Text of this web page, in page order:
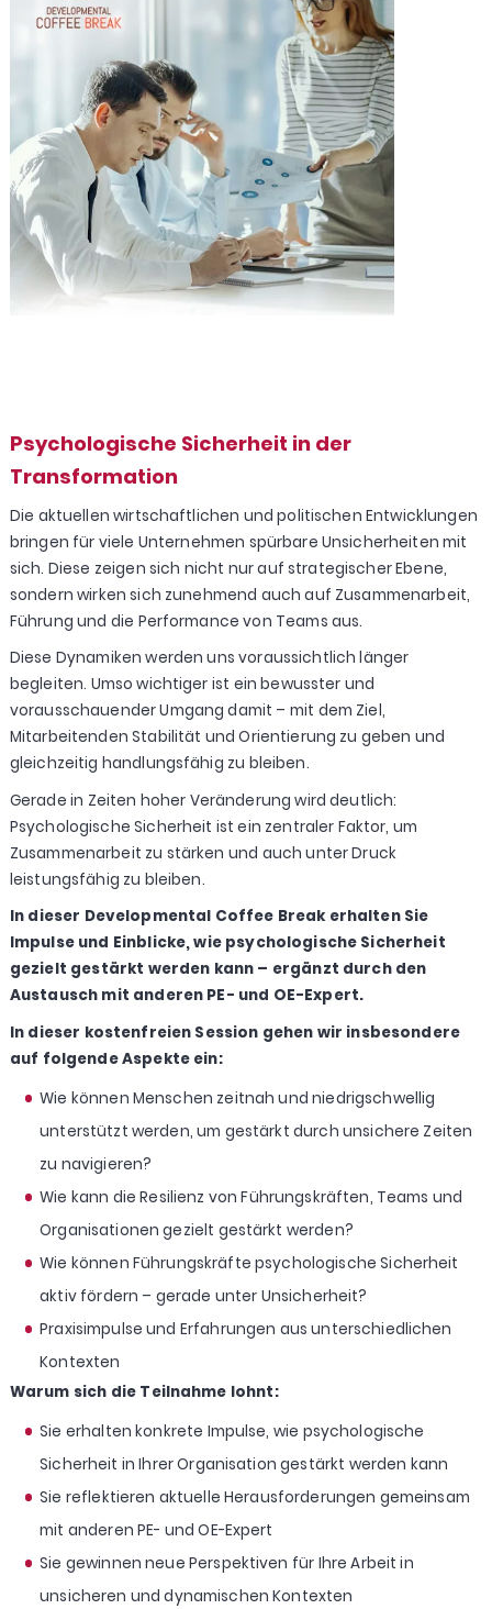
Psychologische Sicherheit in der
Transformation
Die aktuellen wirtschaftlichen und politischen Entwicklungen
bringen für viele Unternehmen spürbare Unsicherheiten mit
sich. Diese zeigen sich nicht nur auf strategischer Ebene,
sondern wirken sich zunehmend auch auf Zusammenarbeit,
Führung und die Performance von Teams aus.
Diese Dynamiken werden uns voraussichtlich länger
begleiten. Umso wichtiger ist ein bewusster und
vorausschauender Umgang damit – mit dem Ziel,
Mitarbeitenden Stabilität und Orientierung zu geben und
gleichzeitig handlungsfähig zu bleiben.
Gerade in Zeiten hoher Veränderung wird deutlich:
Psychologische Sicherheit ist ein zentraler Faktor, um
Zusammenarbeit zu stärken und auch unter Druck
leistungsfähig zu bleiben.
In dieser Developmental Coffee Break erhalten Sie
Impulse und Einblicke, wie psychologische Sicherheit
gezielt gestärkt werden kann – ergänzt durch den
Austausch mit anderen PE- und OE-Expert.
In dieser kostenfreien Session gehen wir insbesondere
auf folgende Aspekte ein:
Wie können Menschen zeitnah und niedrigschwellig
unterstützt werden, um gestärkt durch unsichere Zeiten
zu navigieren?
Wie kann die Resilienz von Führungskräften, Teams und
Organisationen gezielt gestärkt werden?
Wie können Führungskräfte psychologische Sicherheit
aktiv fördern – gerade unter Unsicherheit?
Praxisimpulse und Erfahrungen aus unterschiedlichen
Kontexten
Warum sich die Teilnahme lohnt:
Sie erhalten konkrete Impulse, wie psychologische
Sicherheit in Ihrer Organisation gestärkt werden kann
Sie reflektieren aktuelle Herausforderungen gemeinsam
mit anderen PE- und OE-Expert
Sie gewinnen neue Perspektiven für Ihre Arbeit in
unsicheren und dynamischen Kontexten